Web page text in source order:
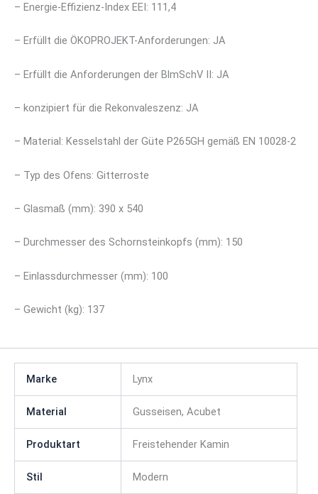
– Energie-Effizienz-Index EEI: 111,4
– Erfüllt die ÖKOPROJEKT-Anforderungen: JA
– Erfüllt die Anforderungen der BlmSchV II: JA
– konzipiert für die Rekonvaleszenz: JA
– Material: Kesselstahl der Güte P265GH gemäß EN 10028-2
– Typ des Ofens: Gitterroste
– Glasmaß (mm): 390 x 540
– Durchmesser des Schornsteinkopfs (mm): 150
– Einlassdurchmesser (mm): 100
– Gewicht (kg): 137
Marke Lynx
Material Gusseisen, Acubet
Produktart Freistehender Kamin
Stil Modern